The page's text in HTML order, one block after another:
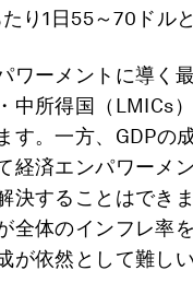
り1日55～70ドル
ワーメントに導く
中所得国（LMICs
す。一方、GDPの
経済エンパワーメ
決することはでき
全体のインフレ率
が依然として難し